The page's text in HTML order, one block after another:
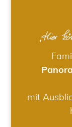
mit